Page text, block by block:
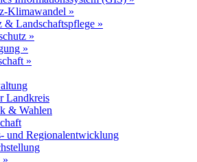
Klimawandel »
& Landschaftspflege »
»
»
»
Landkreis
& Wahlen
und Regionalentwicklung
»